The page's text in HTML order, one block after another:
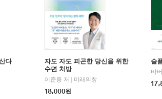
다
자도 자도 피곤한 당신을 위한
수면 처방
이준용 저
미래의창
18,000원
슬
바